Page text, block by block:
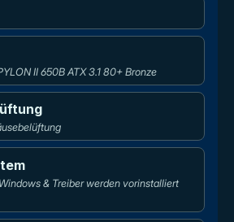
II 650B ATX 3.1 80+ Bronze
& Treiber werden vorinstalliert